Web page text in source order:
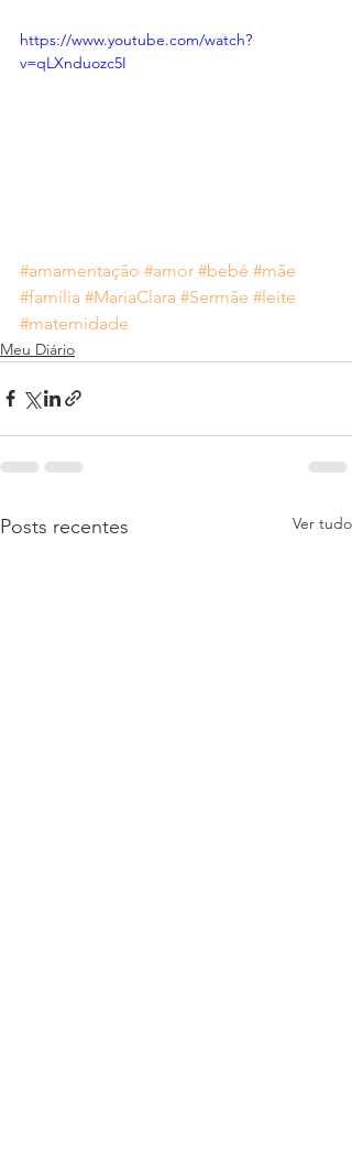
https://www.youtube.com/watch?
v=qLXnduozc5I
#amamentação #amor #bebé #mãe
#família #MariaClara #Sermãe #leite
#maternidade
Meu Diário
Posts recentes Ver tudo